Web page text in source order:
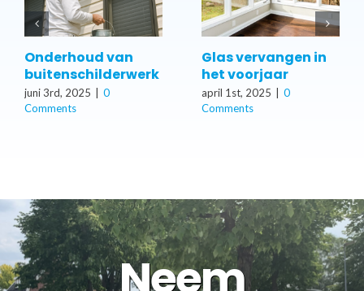
Onderhoud van
buitenschilderwerk
juni 3rd, 2025
0
Comments
Glas vervangen in
het voorjaar
april 1st, 2025
0
Comments
Neem